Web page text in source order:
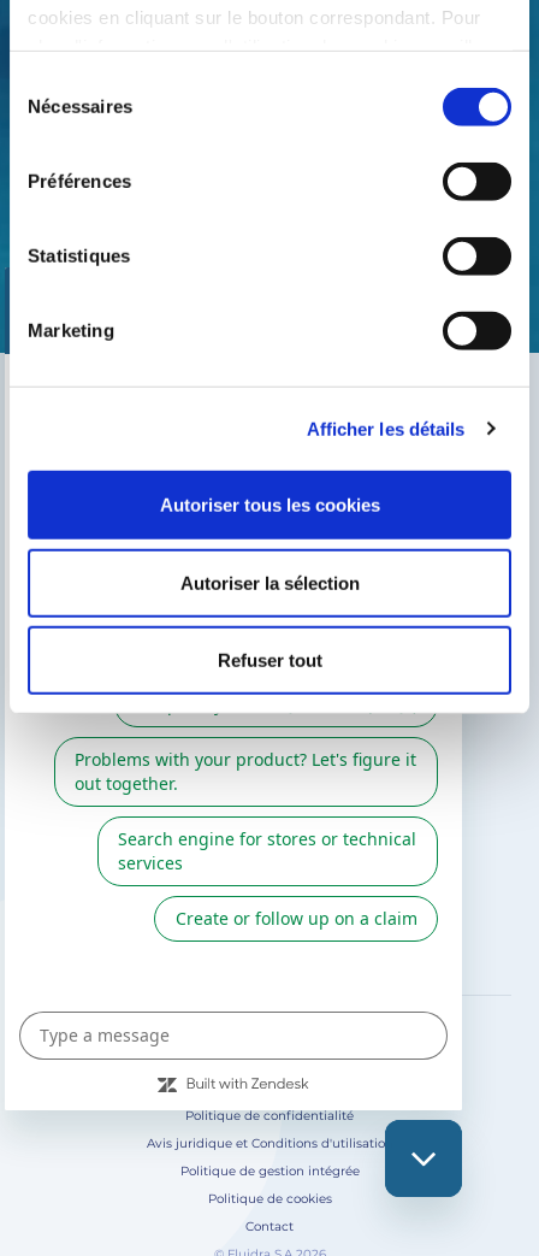
cookies en cliquant sur le bouton correspondant. Pour
pied de page de ce site web.
Nécessaires
Préférences
Statistiques
Marketing
Afficher les détails
Autoriser tous les cookies
Autoriser la sélection
Refuser tout
Trouvez notre distributeur le plus proche
CECI PEUT VOUS INTÉRESSER
Le blog de Gre
Chercher un installeur
Service après-vente
Catalogue Gre / Zodiac
SUIVEZ-NOUS SUR
Politique de confidentialité
Avis juridique et Conditions d'utilisation
Politique de gestion intégrée
Politique de cookies
Contact